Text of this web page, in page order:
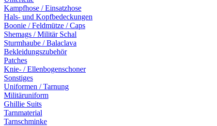
Kampfhose / Einsatzhose
Hals- und Kopfbedeckungen
Boonie / Feldmütze / Caps
Shemags / Militär Schal
Sturmhaube / Balaclava
Bekleidungszubehör
Patches
Knie- / Ellenbogenschoner
Sonstiges
Uniformen / Tarnung
Militäruniform
Ghillie Suits
Tarnmaterial
Tarnschminke